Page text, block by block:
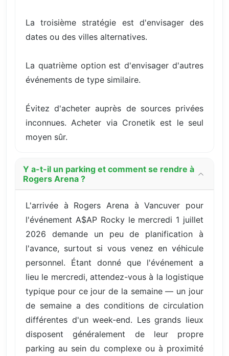
La troisième stratégie est d'envisager des
dates ou des villes alternatives.
La quatrième option est d'envisager d'autres
événements de type similaire.
Évitez d'acheter auprès de sources privées
inconnues. Acheter via Cronetik est le seul
moyen sûr.
Y a-t-il un parking et comment se rendre à
Rogers Arena ?
L'arrivée à Rogers Arena à Vancuver pour
l'événement A$AP Rocky le mercredi 1 juillet
2026 demande un peu de planification à
l'avance, surtout si vous venez en véhicule
personnel. Étant donné que l'événement a
lieu le mercredi, attendez-vous à la logistique
typique pour ce jour de la semaine — un jour
de semaine a des conditions de circulation
différentes d'un week-end. Les grands lieux
disposent généralement de leur propre
parking au sein du complexe ou à proximité